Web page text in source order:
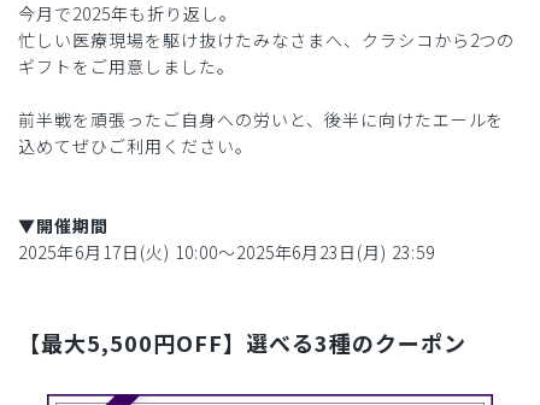
今月で2025年も折り返し。
忙しい医療現場を駆け抜けたみなさまへ、クラシコから2つの
ギフトをご用意しました。
前半戦を頑張ったご自身への労いと、後半に向けたエールを
込めてぜひご利用ください。
▼開催期間
2025年6月17日(火) 10:00〜2025年6月23日(月) 23:59
【最大5,500円OFF】選べる3種のクーポン